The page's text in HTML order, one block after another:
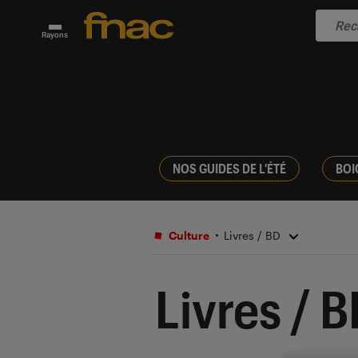
Rayons
NOS GUIDES DE L'ÉTÉ
Culture Livres / BD
Livres /